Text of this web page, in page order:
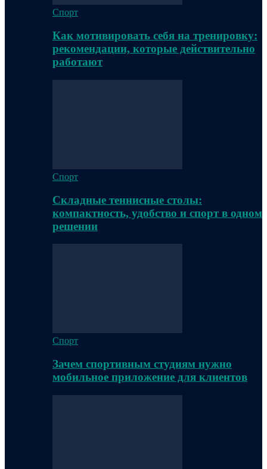
Спорт
Как мотивировать себя на тренировку:
рекомендации, которые действительно
работают
Спорт
Складные теннисные столы:
компактность, удобство и спорт в одном
решении
Спорт
Зачем спортивным студиям нужно
мобильное приложение для клиентов